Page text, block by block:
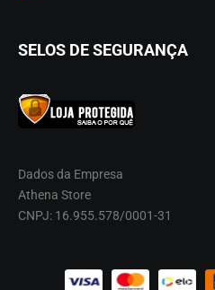
SELOS DE SEGURANÇA
Dados da Empresa
Athena Store
CNPJ: 16.955.578/0001-31